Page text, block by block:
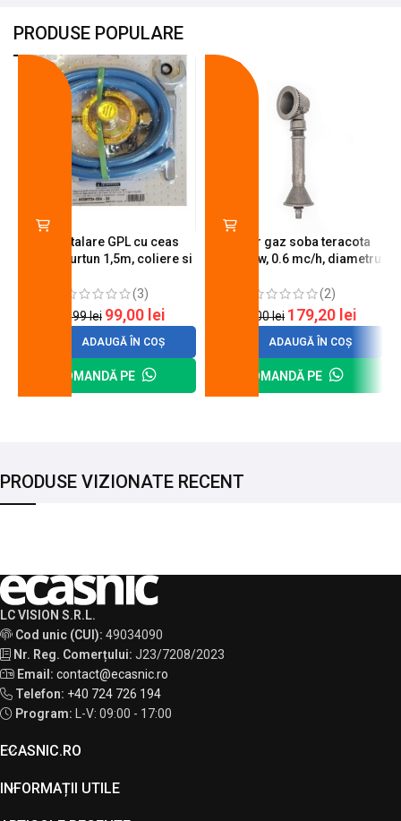
PRODUSE POPULARE
Kit instalare GPL cu ceas
butelie, furtun 1,5m, coliere si
(3)
120,99lei 99,00 lei
ADAUGĂ ÎN COȘ
COMANDĂ PE
Arzator gaz soba teracota
A600, 6 kw, 0.6 mc/h, diametru
(2)
200,00lei 179,20 lei
ADAUGĂ ÎN COȘ
COMANDĂ PE
PRODUSE VIZIONATE RECENT
LC VISION S.R.L.
Cod unic (CUI): 49034090
Nr. Reg. Comerțului: J23/7208/2023
Email: contact@ecasnic.ro
Telefon: +40 724 726 194
Program: L-V: 09:00 - 17:00
ECASNIC.RO
INFORMAȚII UTILE